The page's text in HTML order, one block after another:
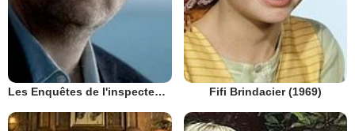
Les Enquêtes de l'inspecteur Wallander Fifi Brindacier (1969)